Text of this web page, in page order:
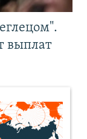
выплат